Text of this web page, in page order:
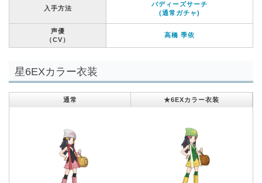
入手方法
バディーズサーチ
(通常ガチャ)
声優
（CV）
高橋 季依
星6EXカラー衣装
通常 ★6EXカラー衣装